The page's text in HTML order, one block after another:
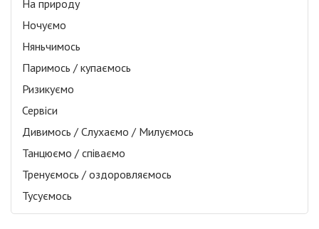
На природу
Ночуємо
Няньчимось
Паримось / купаємось
Ризикуємо
Сервіси
Дивимось / Слухаємо / Милуємось
Танцюємо / співаємо
Тренуємось / оздоровляємось
Тусуємось